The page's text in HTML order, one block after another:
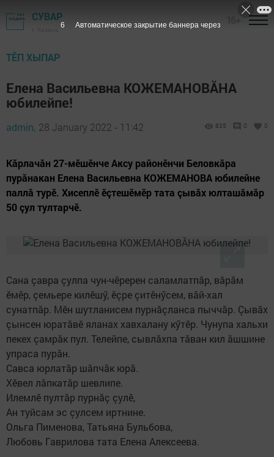
СУВАР
ТӖП ХЫПАР
Елена Васильевна КОЖЕМАНОВĂНА
юбилейпе!
admin, 28 January 2022 - 11:42 835 0 0
Кăрлачăн 27-мӗшӗнче Аксу районӗнчи Беловкăра
пурăнакан Елена Васильевна КОЖЕМАНОВА юбилейне
паллă турӗ. Хисеплӗ ӗçтешӗмӗр тата çывăх юлташăмăр
50 çул тултарчӗ.
Сана çавра çулпа чун-чӗререн саламлатпăр, вăрăм
ӗмӗр, çемьере килӗшӳ, ӗçре çитӗнӳсем, вăй-хал
сунатпăр. Мӗн шутланисем пурнăçланса пыччăр. Çывăх
çынсен юратăвӗ яланах хавхалану кӳтӗр. Чунупа хальхи
пекех çамрăк пул. Телейпе, сывлăхпа тăван кил ăшшине
упраса пурăн.
Савса юрлатăр шăпчăк юрă.
Хӗвел лăпкатăр шевлипе.
Илемлӗ пултăр пурнăç çулӗ,
Ан туйсам эс çулсем иртнине.
Ольга Пименова, Татьяна Бульбова,
Любовь Гаврилова тата Елена Алексеева.
5 Автоматическое закрытие баннера через